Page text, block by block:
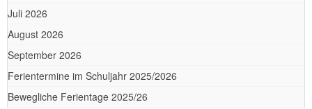
Juli 2026
August 2026
September 2026
Ferientermine im Schuljahr 2025/2026
Bewegliche Ferientage 2025/26